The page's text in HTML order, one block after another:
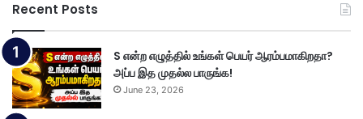
Recent Posts
S என்ற எழுத்தில் உங்கள் பெயர் ஆரம்பமாகிறதா?
அப்ப இத முதல்ல பாருங்க!
June 23, 2026